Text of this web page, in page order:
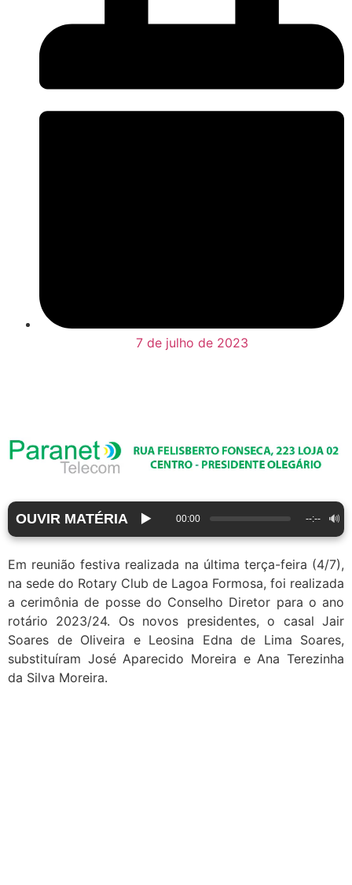
7 de julho de 2023
OUVIR MATÉRIA ▶️ 00:00 --:-- 🔊
Em reunião festiva realizada na última terça-feira (4/7),
na sede do Rotary Club de Lagoa Formosa, foi realizada
a cerimônia de posse do Conselho Diretor para o ano
rotário 2023/24. Os novos presidentes, o casal Jair
Soares de Oliveira e Leosina Edna de Lima Soares,
substituíram José Aparecido Moreira e Ana Terezinha
da Silva Moreira.